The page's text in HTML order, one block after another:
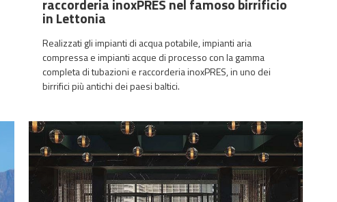
raccorderia inoxPRES nel famoso birrificio
in Lettonia
Realizzati gli impianti di acqua potabile, impianti aria
compressa e impianti acque di processo con la gamma
completa di tubazioni e raccorderia inoxPRES, in uno dei
birrifici più antichi dei paesi baltici.